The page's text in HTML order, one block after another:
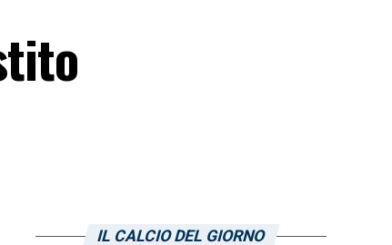
IL CALCIO DEL GIORNO